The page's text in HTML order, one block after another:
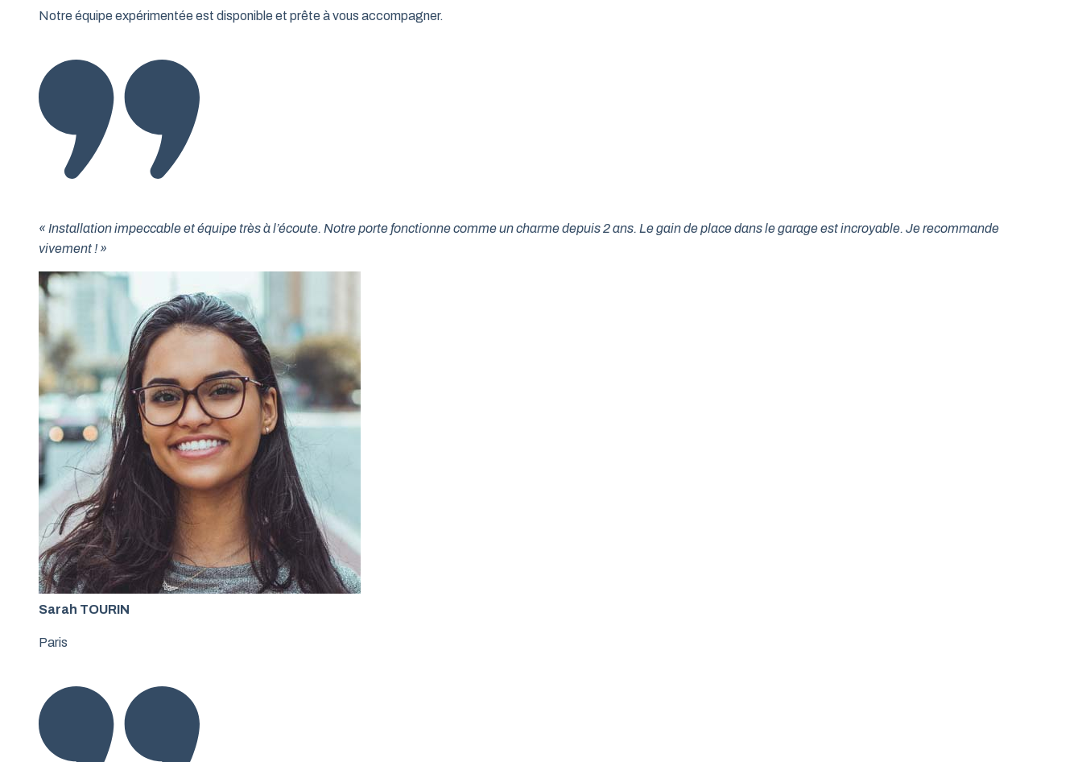
Notre équipe expérimentée est disponible et prête à vous accompagner.
« Installation impeccable et équipe très à l’écoute. Notre porte fonctionne comme un charme depuis 2 ans. Le gain de place dans le garage est incroyable. Je recommande
vivement ! »
Sarah TOURIN
Paris